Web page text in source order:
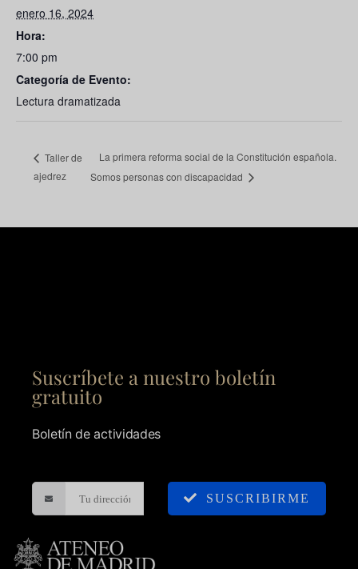
enero 16, 2024
Hora:
7:00 pm
Categoría de Evento:
Lectura dramatizada
Taller de
ajedrez
La primera reforma social de la Constitución española.
Somos personas con discapacidad
Suscríbete a nuestro boletín
gratuito
Boletín de actividades
SUSCRIBIRME